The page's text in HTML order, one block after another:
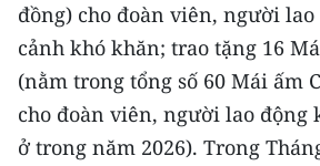
Đồng bằng sông Hồng
Bắc Trung Bộ
Duyên hải Nam Trung Bộ và Tây
Nguyên
đồng) cho đoàn viên, người lao
cảnh khó khăn; trao tặng 16
(nằm trong tổng số 60 Mái ấm
cho đoàn viên, người lao động
ở trong năm 2026). Trong